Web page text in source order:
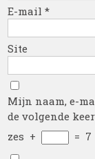
E-mail*
Site
Mijn naam, e-
de volgende
zes + = 7